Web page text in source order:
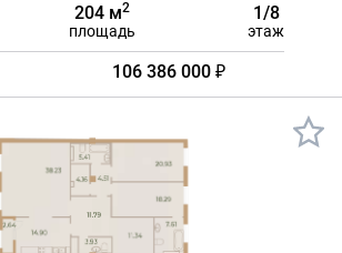
204 м2
площадь
1/8
этаж
106 386 000 ₽